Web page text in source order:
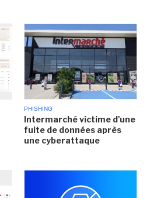
PHISHING
Intermarché victime d'une
fuite de données après
une cyberattaque